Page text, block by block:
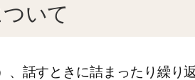
いて
話すときに詰まったり繰り